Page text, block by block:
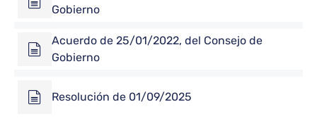
Gobierno
Acuerdo de 25/01/2022, del Consejo de
Gobierno
Resolución de 01/09/2025